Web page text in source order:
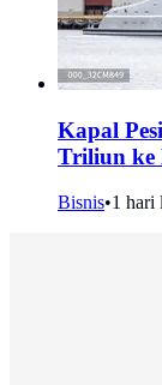
Kapal
Triliun ke
Bisnis•1 hari